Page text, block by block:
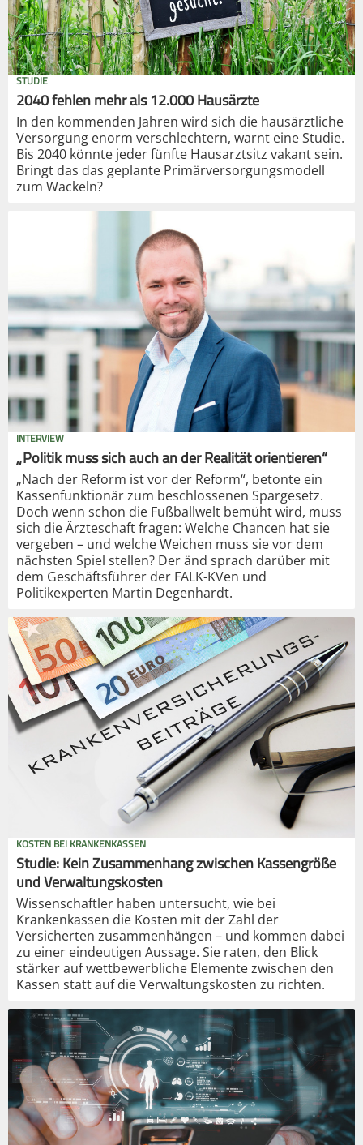
STUDIE
2040 fehlen mehr als 12.000 Hausärzte
In den kommenden Jahren wird sich die hausärztliche
Versorgung enorm verschlechtern, warnt eine Studie.
Bis 2040 könnte jeder fünfte Hausarztsitz vakant sein.
Bringt das das geplante Primärversorgungsmodell
zum Wackeln?
INTERVIEW
„Politik muss sich auch an der Realität orientieren“
„Nach der Reform ist vor der Reform“, betonte ein
Kassenfunktionär zum beschlossenen Spargesetz.
Doch wenn schon die Fußballwelt bemüht wird, muss
sich die Ärzteschaft fragen: Welche Chancen hat sie
vergeben – und welche Weichen muss sie vor dem
nächsten Spiel stellen? Der änd sprach darüber mit
dem Geschäftsführer der FALK-KVen und
Politikexperten Martin Degenhardt.
KOSTEN BEI KRANKENKASSEN
Studie: Kein Zusammenhang zwischen Kassengröße
und Verwaltungskosten
Wissenschaftler haben untersucht, wie bei
Krankenkassen die Kosten mit der Zahl der
Versicherten zusammenhängen – und kommen dabei
zu einer eindeutigen Aussage. Sie raten, den Blick
stärker auf wettbewerbliche Elemente zwischen den
Kassen statt auf die Verwaltungskosten zu richten.